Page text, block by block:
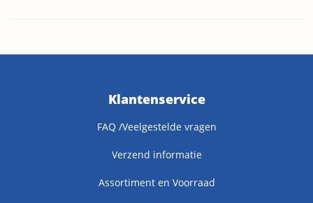
Klantenservice
FAQ /Veelgestelde vragen
Verzend informatie
Assortiment en Voorraad